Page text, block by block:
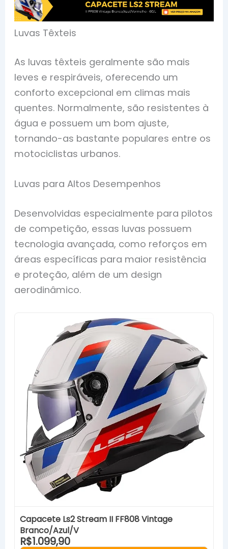
Luvas Têxteis
As luvas têxteis geralmente são mais
leves e respiráveis, oferecendo um
conforto excepcional em climas mais
quentes. Normalmente, são resistentes à
água e possuem um bom ajuste,
tornando-as bastante populares entre os
motociclistas urbanos.
Luvas para Altos Desempenhos
Desenvolvidas especialmente para pilotos
de competição, essas luvas possuem
tecnologia avançada, como reforços em
áreas específicas para maior resistência
e proteção, além de um design
aerodinâmico.
Capacete Ls2 Stream II FF808 Vintage
Branco/Azul/V
R$1.099,90